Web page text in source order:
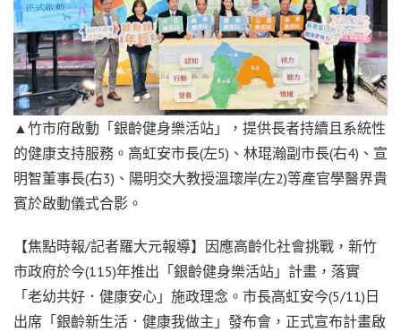
▲竹市府啟動「銀齡健身樂活站」，提供長者持續且系統性
的健康支持服務。高虹安市長(左5)、林琨瀚副市長(右4)、宣
明智董事長(右3)、陽明交大教授溫瓌岸(左2)等產官學醫界貴
賓於啟動儀式合影。
【焦點時報/記者羅大元報導】因應高齡化社會挑戰，新竹
市政府於今(115)年推出「銀齡健身樂活站」計畫，落實
「老幼共好．健康安心」施政理念。市長高虹安今(5/11)日
出席「銀齡新生活．健康我做主」發布會，正式宣布計畫啟